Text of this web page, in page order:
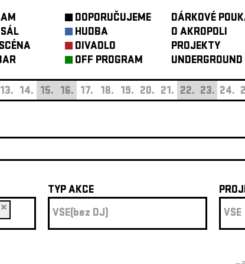
DOPORUČUJEME
HUDBA
DIVADLO
OFF PROGRAM
DÁRKOVÉ
O AKROPOLI
PROJEKTY
UNDERGROUND
13. 14. 15. 16. 17. 18. 19. 20. 21. 22. 23. 24.
TYP AKCE